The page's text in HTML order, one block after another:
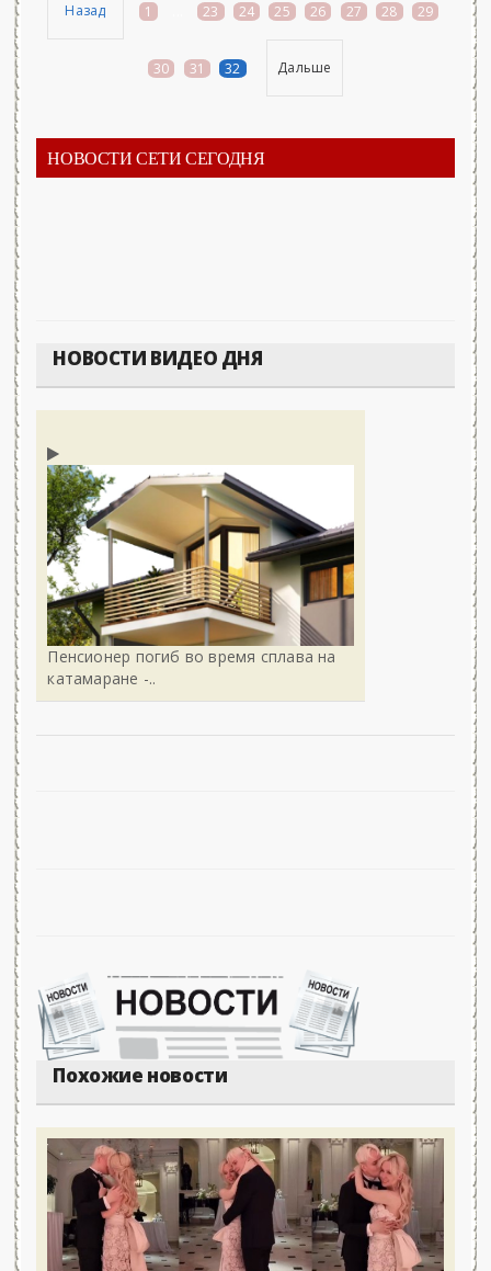
Назад 1 23 24 25 26 27 28 29
30 31 32 Дальше
НОВОСТИ СЕТИ СЕГОДНЯ
НОВОСТИ ВИДЕО ДНЯ
Пенсионер погиб во время сплава на
катамаране -..
Похожие новости